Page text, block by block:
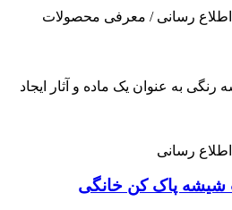
/ اطلاع رسانی / معرفی محصولات
به عنوان یک ماده و آثار ایجاد
اطلاع رسانی
پاک کن خانگی